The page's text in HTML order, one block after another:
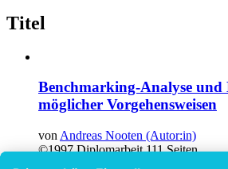
Titel
Benchmarking-Analyse und
möglicher Vorgehensweisen
von Andreas Nooten (Autor:in)
©1997 Diplomarbeit 111 Seiten